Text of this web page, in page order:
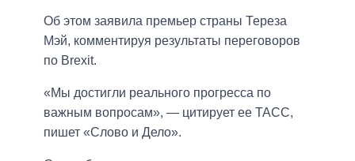
Об этом заявила премьер страны Тереза
Мэй, комментируя результаты переговоров
по Brexit.
«Мы достигли реального прогресса по
важным вопросам», — цитирует ее ТАСС,
пишет «Слово и Дело».